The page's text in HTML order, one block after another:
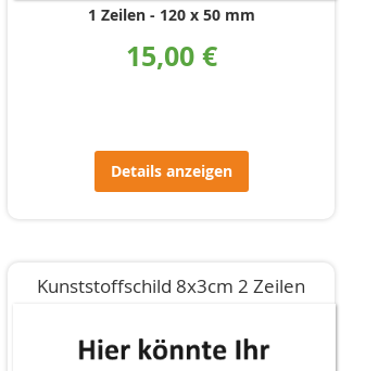
1 Zeilen 120 x 50 mm
15,00 €
Details anzeigen
Kunststoffschild 8x3cm 2 Zeilen